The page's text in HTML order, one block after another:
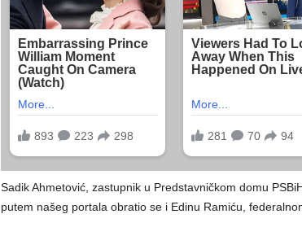
Sadik Ahmetović, zastupnik u Predstavničkom domu
putem našeg portala obratio se i Edinu Ramiću,